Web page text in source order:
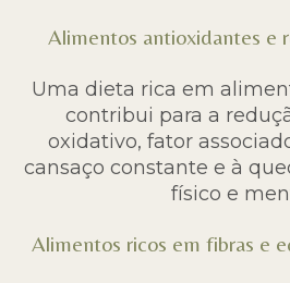
Alimentos antioxidantes e
Uma dieta rica em
contribui para a
oxidativo, fator
cansaço constante e à
físico e
Alimentos ricos em fibras e